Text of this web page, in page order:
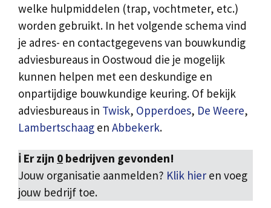
welke hulpmiddelen (trap, vochtmeter, etc.)
worden gebruikt. In het volgende schema vind
je adres- en contactgegevens van bouwkundig
adviesbureaus in Oostwoud die je mogelijk
kunnen helpen met een deskundige en
onpartijdige bouwkundige keuring. Of bekijk
adviesbureaus in Twisk, Opperdoes, De Weere,
Lambertschaag en Abbekerk.
ℹ️ Er zijn 0 bedrijven gevonden!
Jouw organisatie aanmelden? Klik hier en voeg
jouw bedrijf toe.